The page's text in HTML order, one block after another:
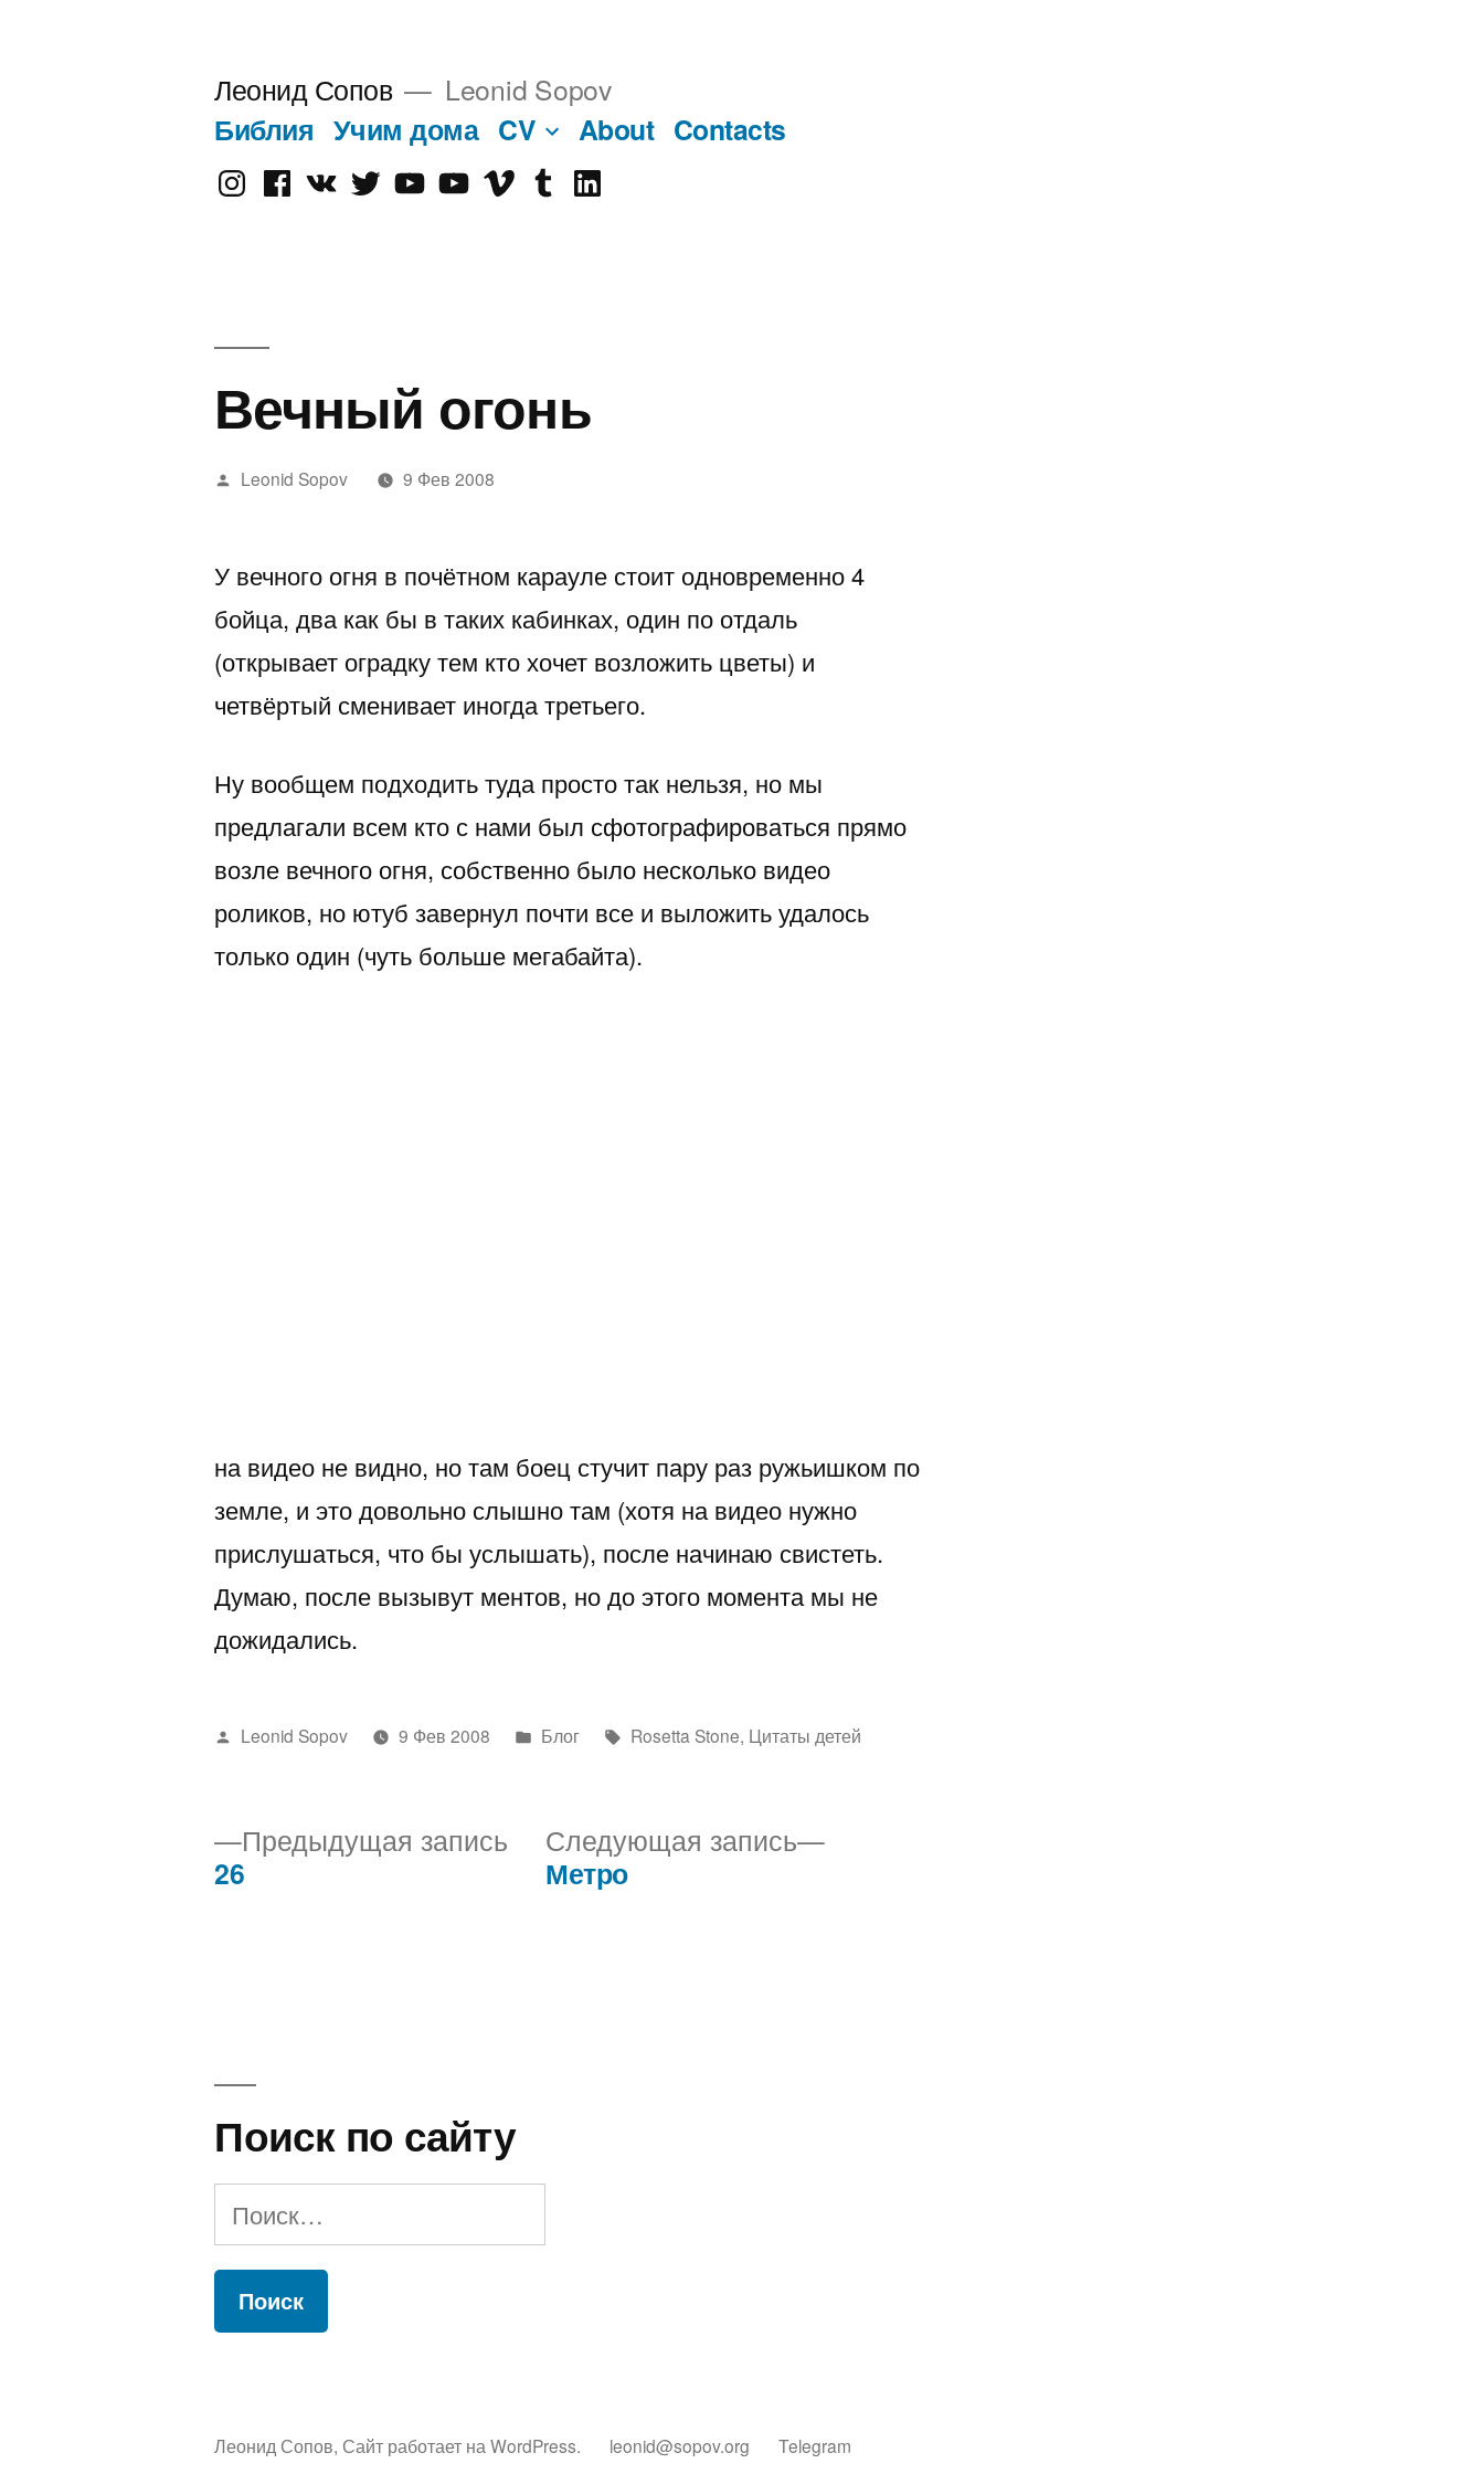
Леонид Сопов Leonid Sopov
Библия Учим дома CV About Contacts
InstagramFacebook
VK TwitterYoutube
Old Vimeotumblrlinkedin
Вечный огонь
Написано
Leonid Sopov 9 Фев 2008
У вечного огня в почётном карауле стоит одновременно 4
бойца, два как бы в таких кабинках, один по отдаль
(открывает оградку тем кто хочет возложить цветы) и
четвёртый сменивает иногда третьего.
Ну вообщем подходить туда просто так нельзя, но мы
предлагали всем кто с нами был сфотографироваться прямо
возле вечного огня, собственно было несколько видео
роликов, но ютуб завернул почти все и выложить удалось
только один (чуть больше мегабайта).
на видео не видно, но там боец стучит пару раз ружьишком по
земле, и это довольно слышно там (хотя на видео нужно
прислушаться, что бы услышать), после начинаю свистеть.
Думаю, после вызывут ментов, но до этого момента мы не
дожидались.
Написано
Leonid Sopov 9 Фев 2008
Написано
Блог Метки:
Rosetta Stone, Цитаты детей
Навигация
Предыдущая запись Предыдущая
запись:
26
Следующая запись
Следующая
Метро
Поиск по сайту
Найти:
Леонид Сопов, Сайт работает на WordPress. leonid@sopov.org Telegram